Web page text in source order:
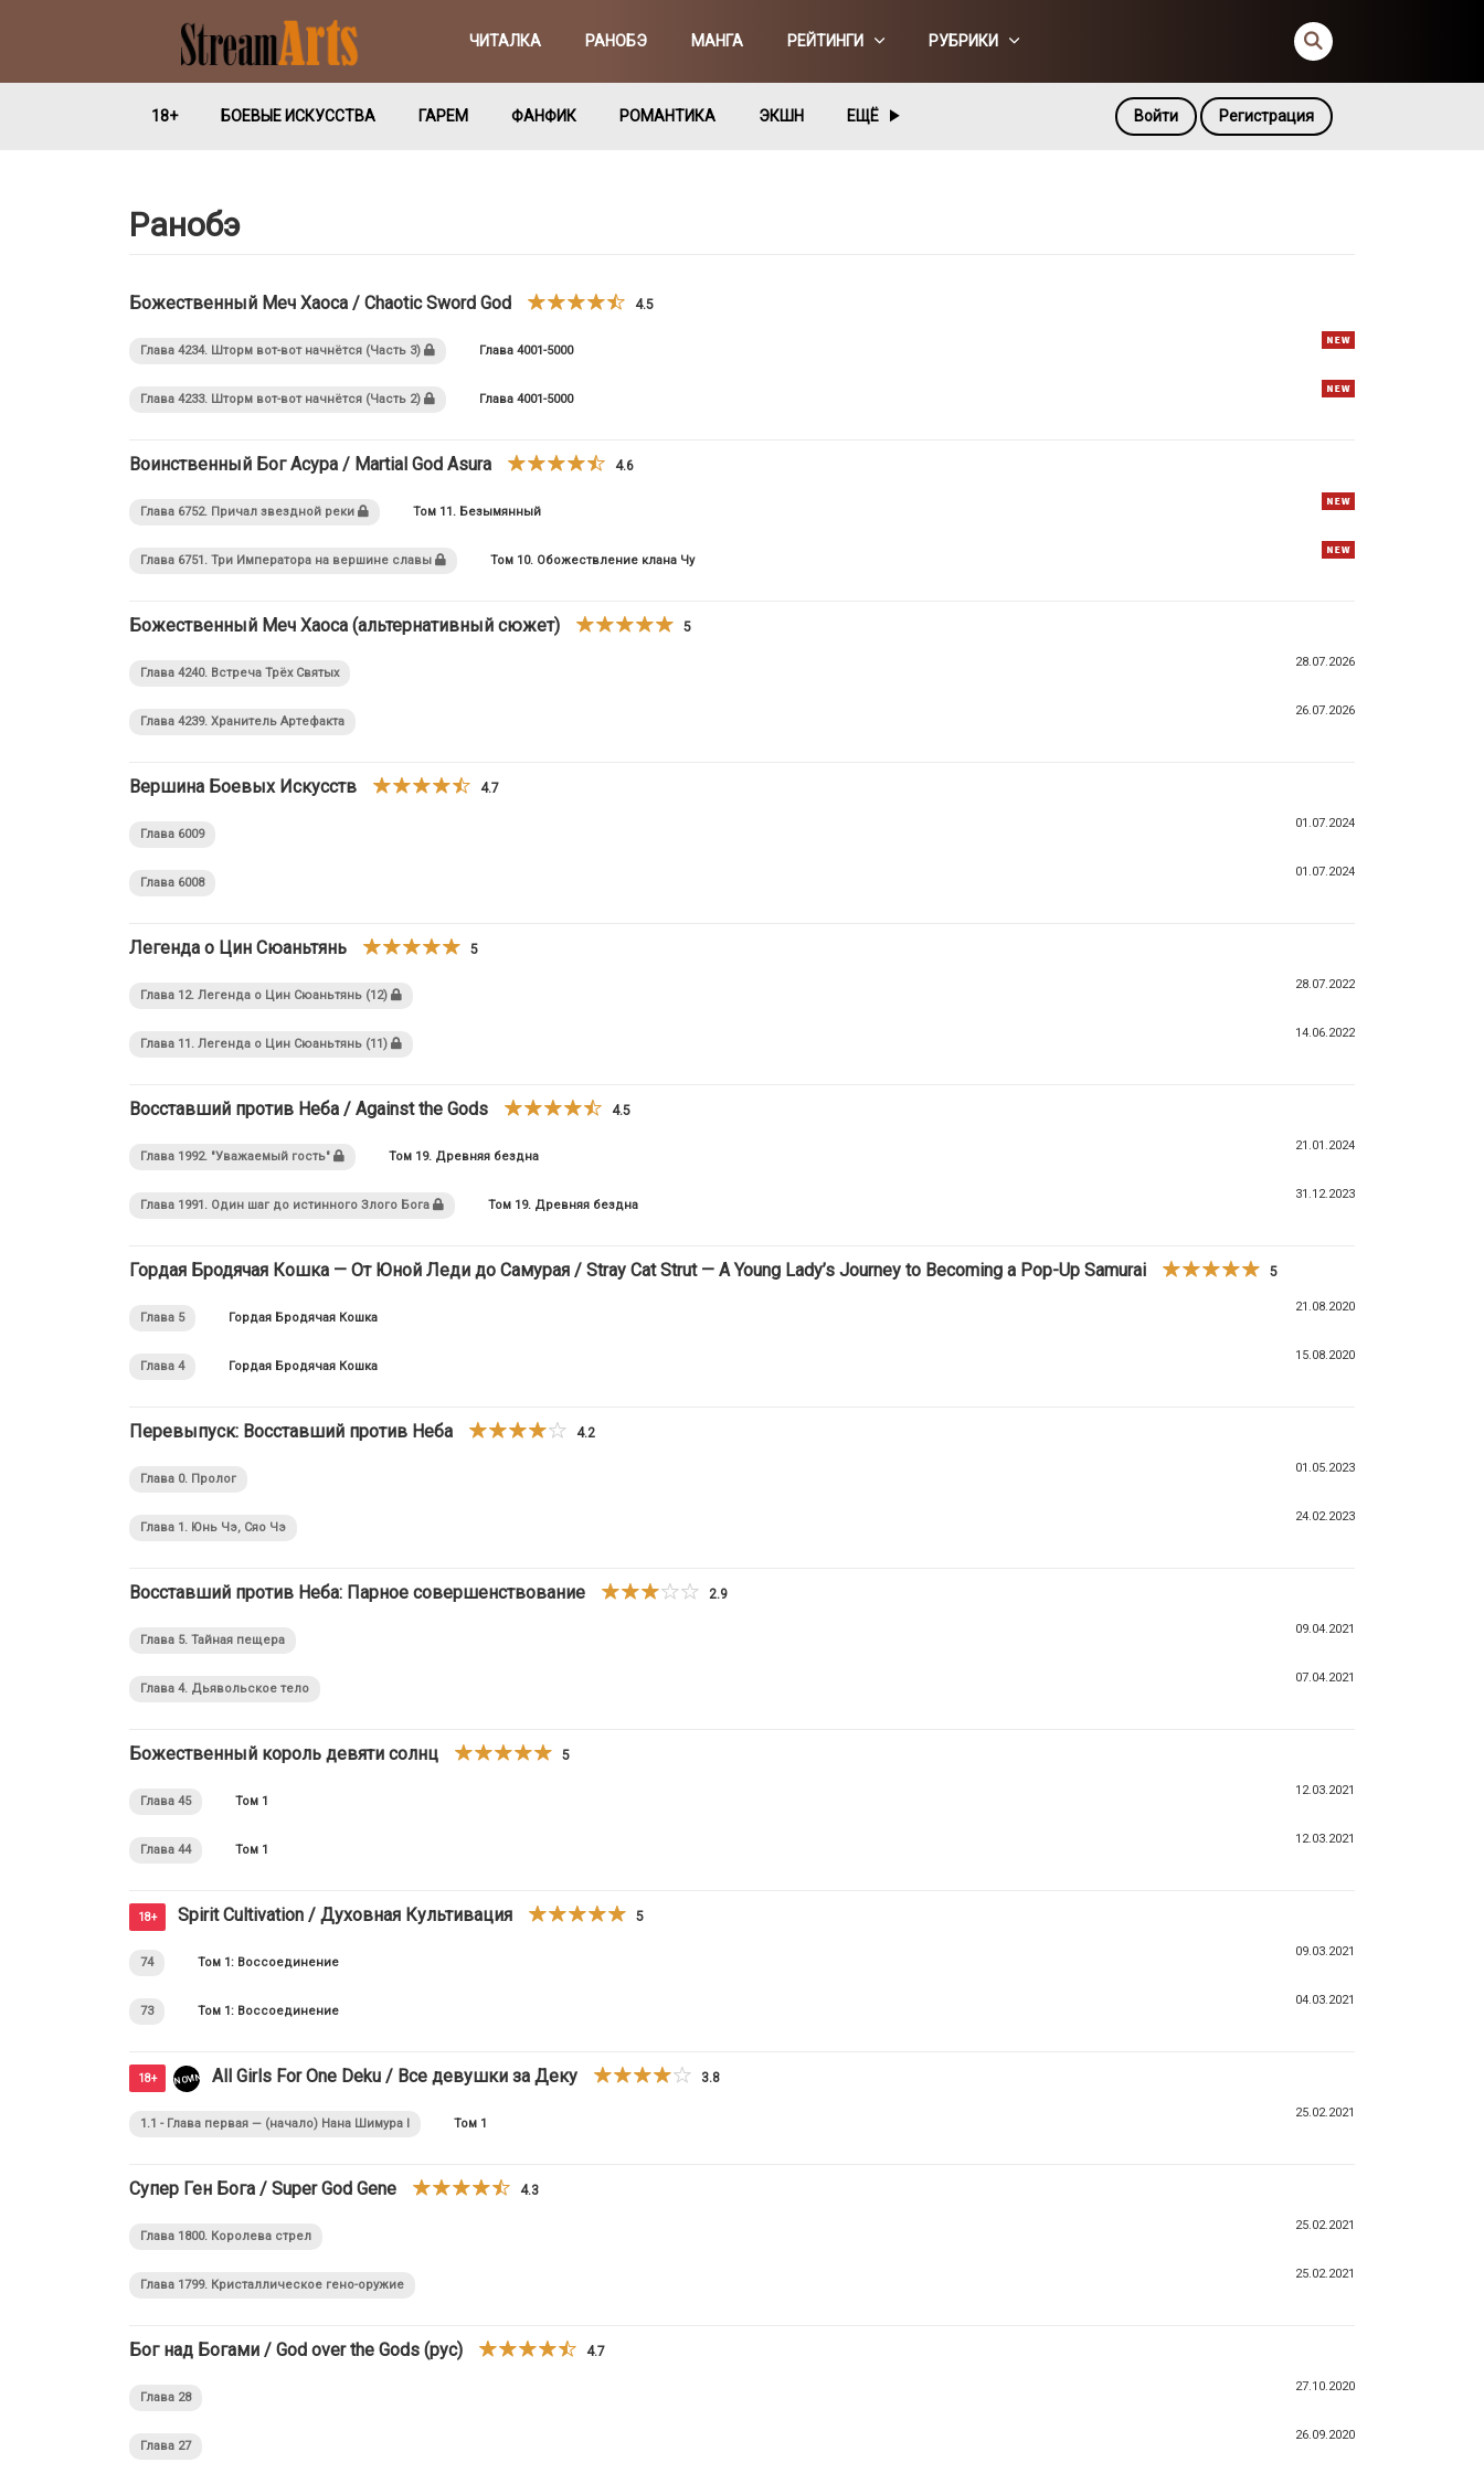
ЧИТАЛКА РАНОБЭ МАНГА РЕЙТИНГИ РУБРИКИ
18+ БОЕВЫЕ ИСКУССТВА ГАРЕМ ФАНФИК РОМАНТИКА ЭКШН ЕЩЁ Войти Регистрация
Ранобэ
Божественный Меч Хаоса / Chaotic Sword God 4.5
Глава 4234. Шторм вот-вот начнётся (Часть 3) Глава 4001-5000
Глава 4233. Шторм вот-вот начнётся (Часть 2) Глава 4001-5000
Воинственный Бог Асура / Martial God Asura 4.6
Глава 6752. Причал звездной реки Том 11. Безымянный
Глава 6751. Три Императора на вершине славы Том 10. Обожествление клана Чу
Божественный Меч Хаоса (альтернативный сюжет) 5
Глава 4240. Встреча Трёх Святых
28.07.2026
Глава 4239. Хранитель Артефакта
26.07.2026
Вершина Боевых Искусств 4.7
Глава 6009
01.07.2024
Глава 6008
01.07.2024
Легенда о Цин Сюаньтянь 5
Глава 12. Легенда о Цин Сюаньтянь (12)
28.07.2022
Глава 11. Легенда о Цин Сюаньтянь (11)
14.06.2022
Восставший против Неба / Against the Gods 4.5
Глава 1992. "Уважаемый гость" Том 19. Древняя бездна
21.01.2024
Глава 1991. Один шаг до истинного Злого Бога Том 19. Древняя бездна
31.12.2023
Гордая Бродячая Кошка — От Юной Леди до Самурая / Stray Cat Strut ⁠— A Young Lady’s Journey to Becoming a Pop-Up Samurai 5
Глава 5 Гордая Бродячая Кошка
21.08.2020
Глава 4 Гордая Бродячая Кошка
15.08.2020
Перевыпуск: Восставший против Неба 4.2
Глава 0. Пролог
01.05.2023
Глава 1. Юнь Чэ, Сяо Чэ
24.02.2023
Восставший против Неба: Парное совершенствование 2.9
Глава 5. Тайная пещера
09.04.2021
Глава 4. Дьявольское тело
07.04.2021
Божественный король девяти солнц 5
Глава 45 Том 1
12.03.2021
Глава 44 Том 1
12.03.2021
18+ Spirit Cultivation / Духовная Культивация 5
74 Том 1: Воссоединение
09.03.2021
73 Том 1: Воссоединение
04.03.2021
18+ NOVINKIAll Girls For One Deku / Все девушки за Деку 3.8
1.1 - Глава первая — (начало) Нана Шимура I Том 1
25.02.2021
Супер Ген Бога / Super God Gene 4.3
Глава 1800. Королева стрел
25.02.2021
Глава 1799. Кристаллическое гено-оружие
25.02.2021
Бог над Богами / God over the Gods (рус) 4.7
Глава 28
27.10.2020
Глава 27
26.09.2020